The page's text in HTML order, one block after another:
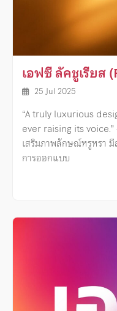
เอฟซี ลัคชูเรียส
25 Jul 2025
“A truly luxurious
ever raising its
เสริมภาพลักษณ์หรูหรา
การออกแบบ